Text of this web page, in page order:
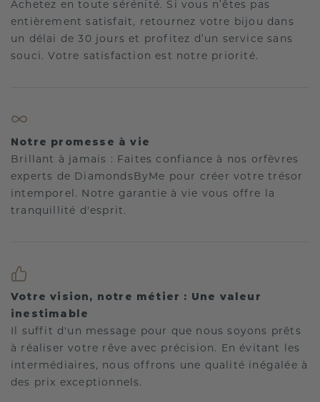
Achetez en toute sérénité. Si vous n’êtes pas
entièrement satisfait, retournez votre bijou dans
un délai de 30 jours et profitez d’un service sans
souci. Votre satisfaction est notre priorité.
Notre promesse à vie
Brillant à jamais : Faites confiance à nos orfèvres
experts de DiamondsByMe pour créer votre trésor
intemporel. Notre garantie à vie vous offre la
tranquillité d'esprit.
Votre vision, notre métier : Une valeur
inestimable
Il suffit d'un message pour que nous soyons prêts
à réaliser votre rêve avec précision. En évitant les
intermédiaires, nous offrons une qualité inégalée à
des prix exceptionnels.